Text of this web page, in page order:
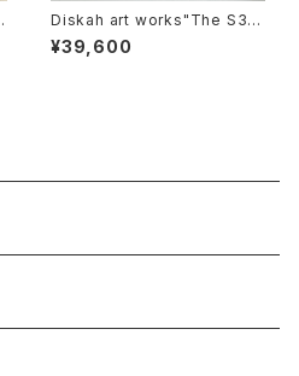
Diskah art works"The S3X
Y is going to Mars"
¥39,600